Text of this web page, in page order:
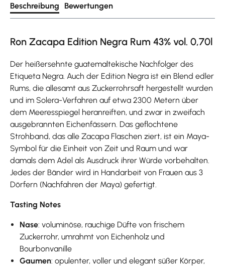
Beschreibung Bewertungen
Ron Zacapa Edition Negra Rum 43% vol. 0,70l
Der heißersehnte guatemaltekische Nachfolger des
Etiqueta Negra. Auch der Edition Negra ist ein Blend edler
Rums, die allesamt aus Zuckerrohrsaft hergestellt wurden
und im Solera-Verfahren auf etwa 2300 Metern über
dem Meeresspiegel heranreiften, und zwar in zweifach
ausgebrannten Eichenfässern. Das geflochtene
Strohband, das alle Zacapa Flaschen ziert, ist ein Maya-
Symbol für die Einheit von Zeit und Raum und war
damals dem Adel als Ausdruck ihrer Würde vorbehalten.
Jedes der Bänder wird in Handarbeit von Frauen aus 3
Dörfern (Nachfahren der Maya) gefertigt.
Tasting Notes
Nase: voluminöse, rauchige Düfte von frischem
Zuckerrohr, umrahmt von Eichenholz und
Bourbonvanille
Gaumen: opulenter, voller und elegant süßer Körper,